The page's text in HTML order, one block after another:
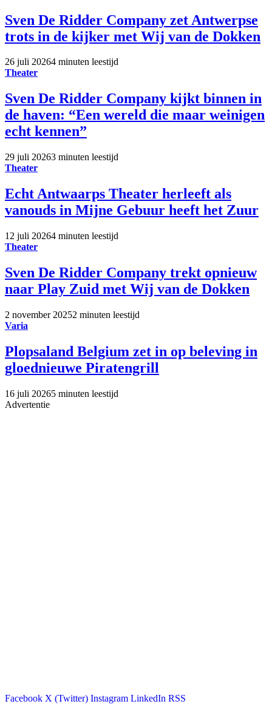
Sven De Ridder Company zet Antwerpse
trots in de kijker met Wij van de Dokken
26 juli 20264 minuten leestijd
Theater
Sven De Ridder Company kijkt binnen in
de haven: “Een wereld die maar weinigen
echt kennen”
29 juli 20263 minuten leestijd
Theater
Echt Antwaarps Theater herleeft als
vanouds in Mijne Gebuur heeft het Zuur
12 juli 20264 minuten leestijd
Theater
Sven De Ridder Company trekt opnieuw
naar Play Zuid met Wij van de Dokken
2 november 20252 minuten leestijd
Varia
Plopsaland Belgium zet in op beleving in
gloednieuwe Piratengrill
16 juli 20265 minuten leestijd
Advertentie
Facebook X (Twitter) Instagram LinkedIn RSS